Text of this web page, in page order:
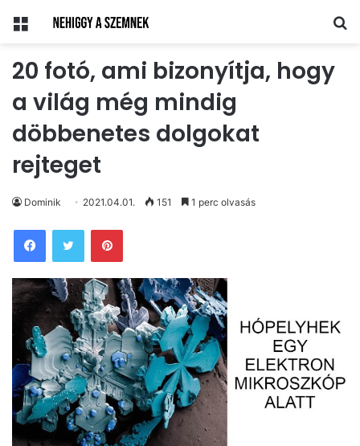
Menü
20 fotó, ami bizonyítja, hogy
a világ még mindig
döbbenetes dolgokat
rejteget
Dominik 2021.04.01. 151 1 perc olvasás
Pinterest